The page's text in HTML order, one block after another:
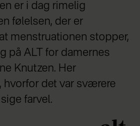
er i dag rimelig
følelsen, der er
menstruationen stopper,
på ALT for damernes
Knutzen. Her
hvorfor det var sværere
farvel.